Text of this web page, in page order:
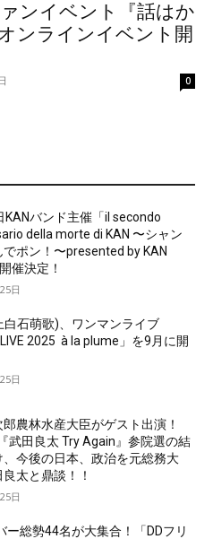
ンイベント『話はか
ンラインイベント開
0
KANバンド主催「il secondo
della morte di KAN 〜シャン
でポン！〜presented by KAN
催決定！
日
白石萌歌)、ワンマンライブ
LIVE 2025 à la plume」を9月に開
日
農林水産大臣がゲスト出演！
武田良太 Try Again』参院選の結
、今後の日本、政治を元総務大
太と鼎談！！
日
ー総勢44名が大集合！「DDフリ